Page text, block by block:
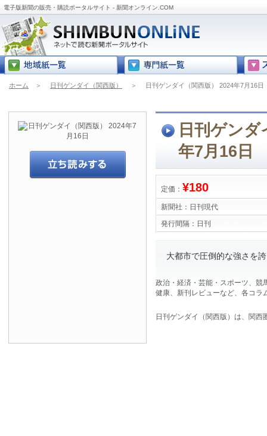
電子版新聞の販売・購読ポータルサイト - 新聞オンライン.COM
ホーム ＞ 日刊ゲンダイ（関西版） ＞ 日刊ゲンダイ（関西版） 2024年7月16日
日刊ゲン
年7月16日
定価： ¥180
新聞社： 日刊現代
発行間隔： 日刊
大都市で圧倒的な強さを
政治・経済・芸能・スポーツ、競
健康、新刊レビューなど、各コラ
日刊ゲンダイ（関西版）は、関